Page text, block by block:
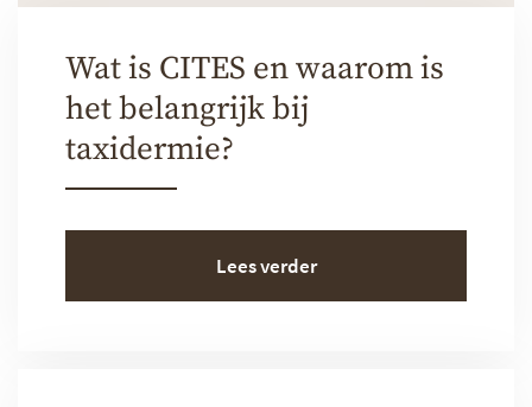
Wat is CITES en waarom is
het belangrijk bij
taxidermie?
Lees verder